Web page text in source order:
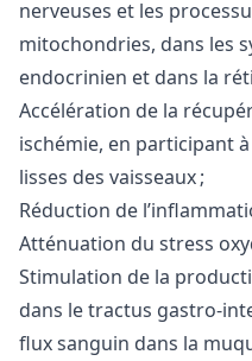
nerveuses et les
mitochondries, dans les
endocrinien et dans la
Accélération de la
ischémie, en participant
lisses des vaisseaux ;
Réduction de
Atténuation du stress
Stimulation de la
dans le tractus gastro-
flux sanguin dans la